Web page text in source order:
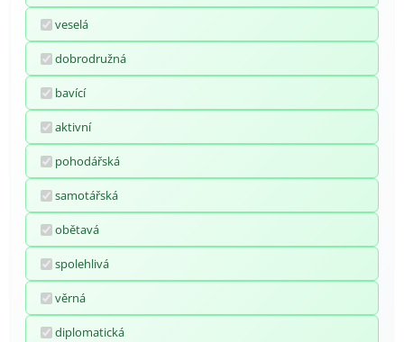
veselá
dobrodružná
bavící
aktivní
pohodářská
samotářská
obětavá
spolehlivá
věrná
diplomatická